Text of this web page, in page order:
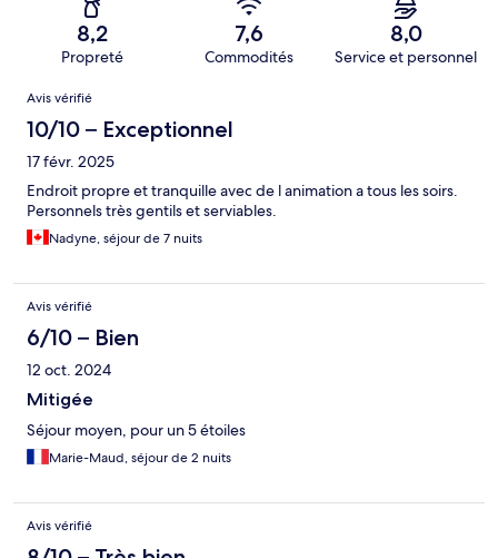
8,2
Propreté
7,6
Commodités
8,0
Service et personnel
Avis
Avis vérifié
10/10 – Exceptionnel
17 févr. 2025
Endroit propre et tranquille avec de l animation a tous les soirs.
Personnels très gentils et serviables.
Nadyne, séjour de 7 nuits
Avis vérifié
6/10 – Bien
12 oct. 2024
Mitigée
Séjour moyen, pour un 5 étoiles
Marie-Maud, séjour de 2 nuits
Avis vérifié